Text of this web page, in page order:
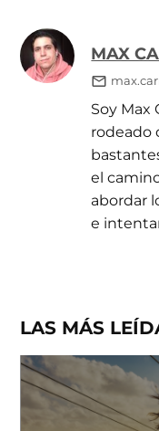
MAX
Soy Max
rodeado
el
abordar
e
LAS MÁS